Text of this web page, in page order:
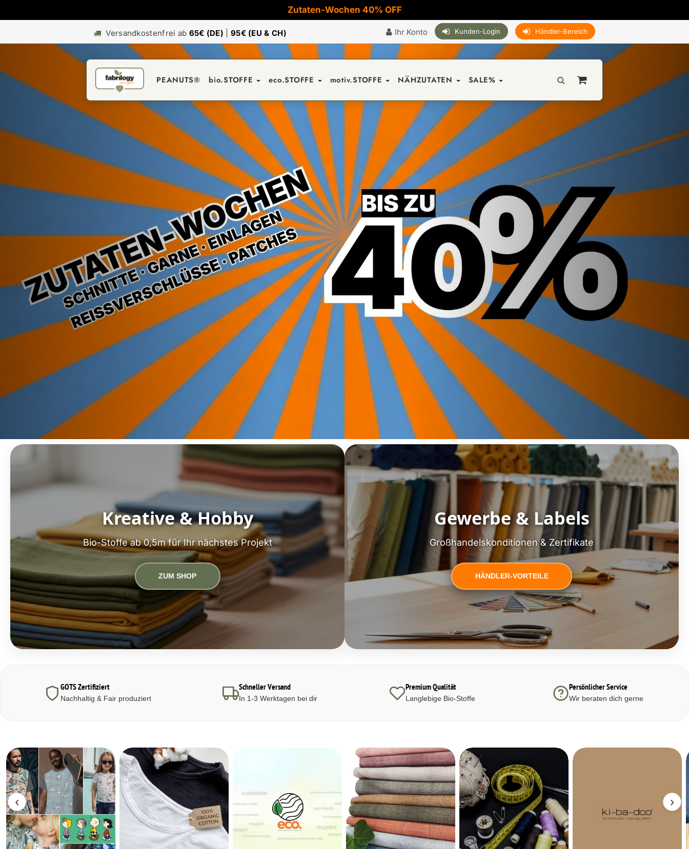
Zutaten-Wochen 40% OFF
Versandkostenfrei ab 65€ (DE) 95€ (EU & CH) Ihr Konto Kunden-Login Händler-Bereich
PEANUTS® bio.STOFFE eco.STOFFE motiv.STOFFE NÄHZUTATEN SALE%
Kreative & Hobby
Bio-Stoffe ab 0,5m für Ihr nächstes Projekt
ZUM SHOP
Gewerbe & Labels
Großhandelskonditionen & Zertifikate
HÄNDLER-VORTEILE
GOTS Zertifiziert
Nachhaltig & Fair produziert
Schneller Versand
In 1-3 Werktagen bei dir
Premium Qualität
Langlebige Bio-Stoffe
Persönlicher Service
Wir beraten dich gerne
‹ ›